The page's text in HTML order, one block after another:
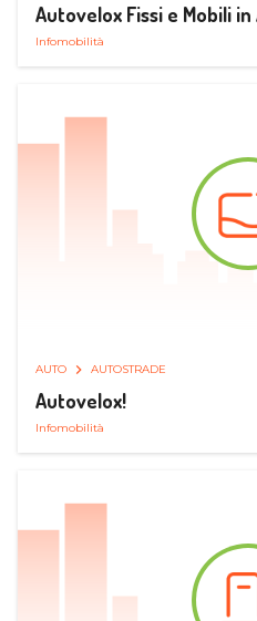
Autovelox Fissi e Mobili
Infomobilità
AUTO AUTOSTRADE
Autovelox!
Infomobilità